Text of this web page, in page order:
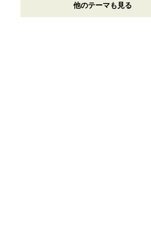
他のテーマも見る